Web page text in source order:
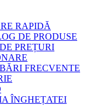
RAPIDĂ
DE PRODUSE
PREȚURI
FRECVENTE
ÎNGHEȚATEI